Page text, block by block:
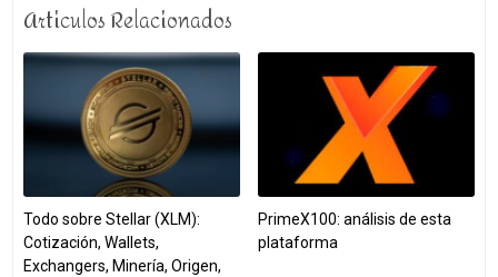
Articulos Relacionados
Todo sobre Stellar (XLM):
Cotización, Wallets,
Exchangers, Minería, Origen,
PrimeX100: análisis de esta
plataforma